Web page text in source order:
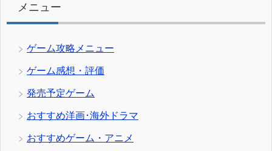
メニュー
ゲーム攻略メニュー
ゲーム感想・評価
発売予定ゲーム
おすすめ洋画･海外ドラマ
おすすめゲーム・アニメ